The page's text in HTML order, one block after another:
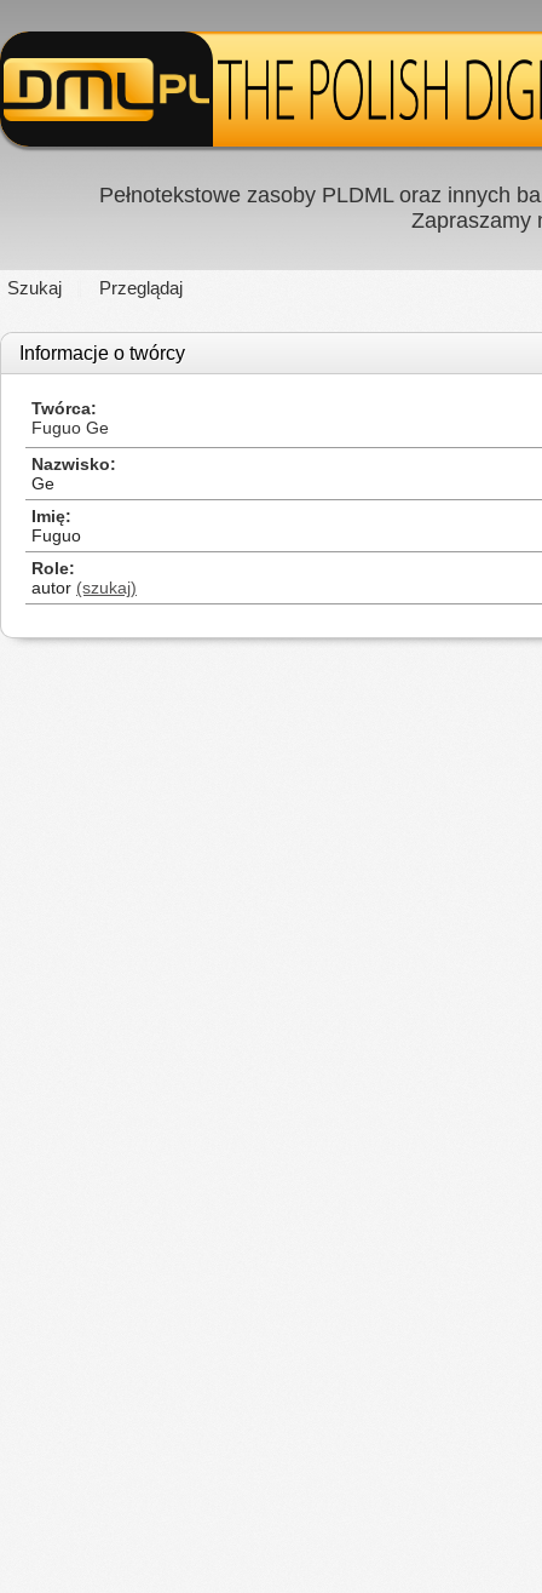
Pełnotekstowe zasoby PLDML oraz innych
Zapraszamy
Szukaj Przeglądaj
Informacje o twórcy
Twórca
Fuguo Ge
Nazwisko
Ge
Imię
Fuguo
Role
autor (szukaj)